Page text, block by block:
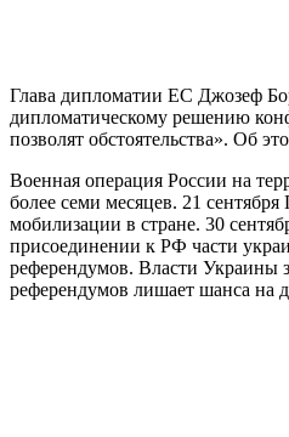
Глава дипломатии ЕС Джозеф
дипломатическому решению
позволят обстоятельства». Об
Военная операция России на
более семи месяцев. 21
мобилизации в стране. 30
присоединении к РФ части
референдумов. Власти Украины
референдумов лишает шанса на